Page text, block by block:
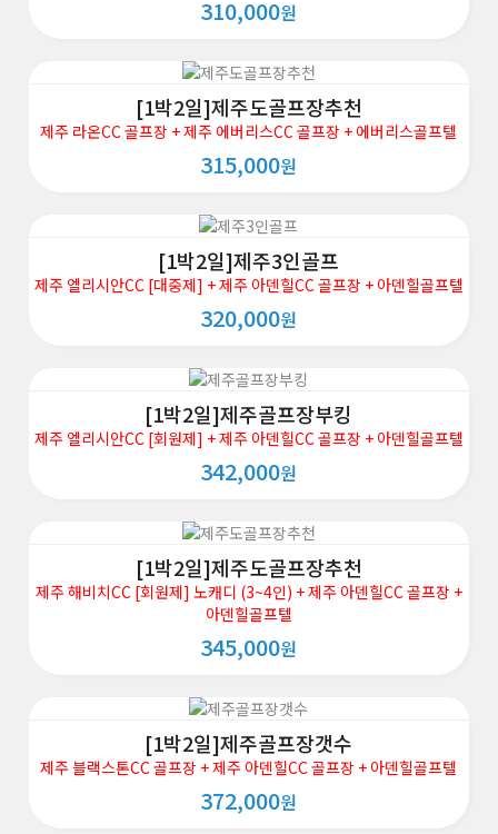
310,000원
[1박2일]제주도골프장추천
제주 라온CC 골프장 + 제주 에버리스CC 골프장 + 에버리스골프텔
315,000원
[1박2일]제주3인골프
제주 엘리시안CC [대중제] + 제주 아덴힐CC 골프장 + 아덴힐골프텔
320,000원
[1박2일]제주골프장부킹
제주 엘리시안CC [회원제] + 제주 아덴힐CC 골프장 + 아덴힐골프텔
342,000원
[1박2일]제주도골프장추천
제주 해비치CC [회원제] 노캐디 (3~4인) + 제주 아덴힐CC 골프장 +
아덴힐골프텔
345,000원
[1박2일]제주골프장갯수
제주 블랙스톤CC 골프장 + 제주 아덴힐CC 골프장 + 아덴힐골프텔
372,000원